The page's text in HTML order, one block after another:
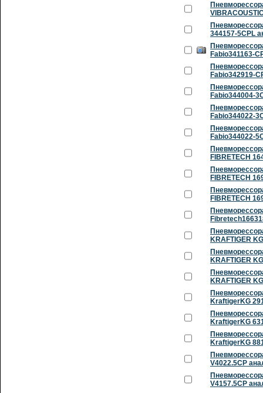
344157-5CPL
Fabio341163-
Fabio342919-
Fabio344004-
Fabio344022-
Fabio344022-
FIBRETECH
FIBRETECH
FIBRETECH
KRAFTIGER
KRAFTIGER
KRAFTIGER
KraftigerKG
KraftigerKG
KraftigerKG
V4022.5CP
V4157.5CP